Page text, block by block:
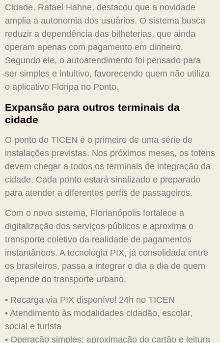
Cidade, Rafael Hahne, destacou que a novidade
amplia a autonomia dos usuários. O sistema busca
reduzir a dependência das bilheterias, que ainda
operam apenas com pagamento em dinheiro.
Segundo ele, o autoatendimento foi pensado para
ser simples e intuitivo, favorecendo quem não utiliza
o aplicativo Floripa no Ponto.
Expansão para outros terminais da
cidade
O ponto do TICEN é o primeiro de uma série de
instalações previstas. Nos próximos meses, os totens
devem chegar a todos os terminais de integração da
cidade. Cada ponto estará sinalizado e preparado
para atender a diferentes perfis de passageiros.
Com o novo sistema, Florianópolis fortalece a
digitalização dos serviços públicos e aproxima o
transporte coletivo da realidade de pagamentos
instantâneos. A tecnologia PIX, já consolidada entre
os brasileiros, passa a integrar o dia a dia de quem
depende do transporte urbano.
• Recarga via PIX disponível 24h no TICEN
• Atendimento às modalidades cidadão, escolar,
social e turista
• Operação simples: aproximação do cartão e leitura